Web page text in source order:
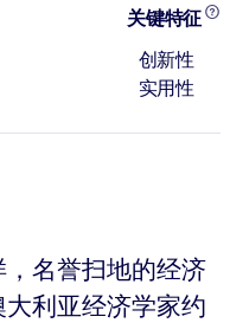
关键特征
创新性
实用性
名誉扫地的经济
利亚经济学家约